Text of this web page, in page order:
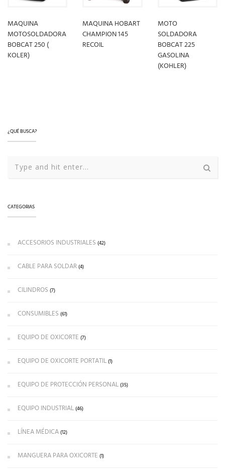
MAQUINA
MOTOSOLDADORA
BOBCAT 250 (
KOLER)
MAQUINA HOBART
CHAMPION 145
RECOIL
MOTO
SOLDADORA
BOBCAT 225
GASOLINA
(KOHLER)
¿QUÉ BUSCA?
CATEGORIAS
ACCESORIOS INDUSTRIALES (42)
CABLE PARA SOLDAR(4)
CILINDROS (7)
CONSUMIBLES (61)
EQUIPO DE OXICORTE (7)
EQUIPO DE OXICORTE PORTATIL(1)
EQUIPO DE PROTECCIÓN PERSONAL(35)
EQUIPO INDUSTRIAL(46)
LÍNEA MÉDICA(12)
MANGUERA PARA OXICORTE (1)